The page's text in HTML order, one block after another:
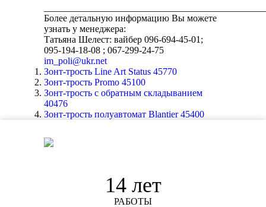
Более детальную информацию Вы можете
узнать у менеджера:
Татьяна Шелест: вайбер 096-694-45-01;
095-194-18-08 ; 067-299-24-75
im_poli@ukr.net
Зонт-трость Line Art Status 45770
Зонт-трость Promo 45100
Зонт-трость с обратным складыванием
40476
Зонт-трость полуавтомат Blantier 45400
14 лет
РАБОТЫ